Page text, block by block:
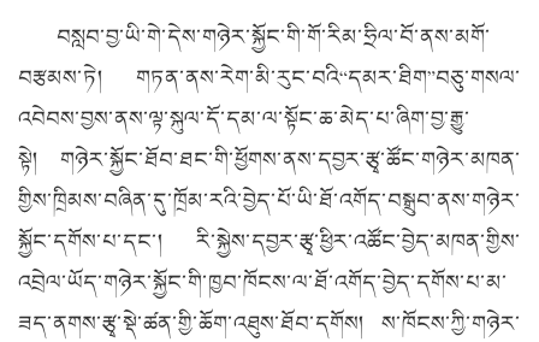
བསླབ་བྱ་ཡི་གེ་དེས་གཉེར་སྐྱོང་གི་གོ་རིམ་ཧྲིལ་བོ་ནས་མགོ་
བརྩམས་ཏེ། གཏན་ནས་རེག་མི་རུང་བའི“དམར་ཐིག”བཅུ་གསལ་
འབེབས་བྱས་ནས་ལྟ་སྐུལ་དོ་དམ་ལ་སྟོང་ཆ་མེད་པ་ཞིག་བྱ་རྒྱུ་
སྟེ། གཉེར་སྐྱོང་ཐོབ་ཐང་གི་ཕྱོགས་ནས་དབྱར་རྩྭ་ཚོང་གཉེར་མཁན་
གྱིས་ཁྲིམས་བཞིན་དུ་ཁྲོམ་རའི་བྱེད་པོ་ཡི་ཐོ་འགོད་བསྒྲུབ་ནས་གཉེར་
སྐྱོང་དགོས་པ་དང་། རི་སྐྱེས་དབྱར་རྩྭ་ཕྱིར་འཚོང་བྱེད་མཁན་གྱིས་
འབྲེལ་ཡོད་གཉེར་སྐྱོང་གི་ཁྱབ་ཁོངས་ལ་ཐོ་འགོད་བྱེད་དགོས་པ་མ་
ཟད་ནགས་རྩྭ་སྡེ་ཚན་གྱི་ཆོག་འཐུས་ཐོབ་དགོས། ས་ཁོངས་ཀྱི་གཉེར་